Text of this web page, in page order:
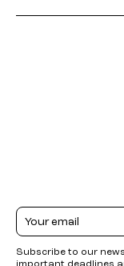
Email
Subscribe to our
important deadlines